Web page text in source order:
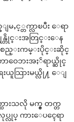
မႇင့္တက္လာ​ၿပီး ေရာ
န္တိုင္းအတြင္းေန
စည္းကမ္းပိုင္းဆိုင္
ဝေဘးအႏၲရာယ္ဆိုင္
သြားမယ္လို႔ ​ေျ
းသလို မက္စ္ တက္တ
လုပ္ ကားေပၚေရာ